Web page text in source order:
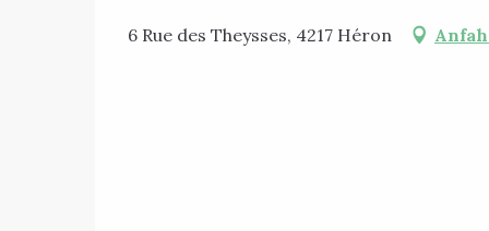
6 Rue des Theysses, 4217 Héron